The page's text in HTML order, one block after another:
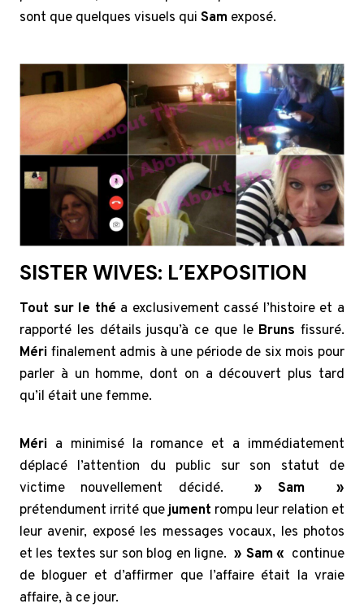
sont que quelques visuels qui Sam exposé.
SISTER WIVES: L’EXPOSITION
Tout sur le thé a exclusivement cassé l’histoire et a
rapporté les détails jusqu’à ce que le Bruns fissuré.
Méri finalement admis à une période de six mois pour
parler à un homme, dont on a découvert plus tard
qu’il était une femme.
Méri a minimisé la romance et a immédiatement
déplacé l’attention du public sur son statut de
victime nouvellement décidé. » Sam »
prétendument irrité quejument rompu leur relation et
leur avenir, exposé les messages vocaux, les photos
et les textes sur son blog en ligne. » Sam « continue
de bloguer et d’affirmer que l’affaire était la vraie
affaire, à ce jour.